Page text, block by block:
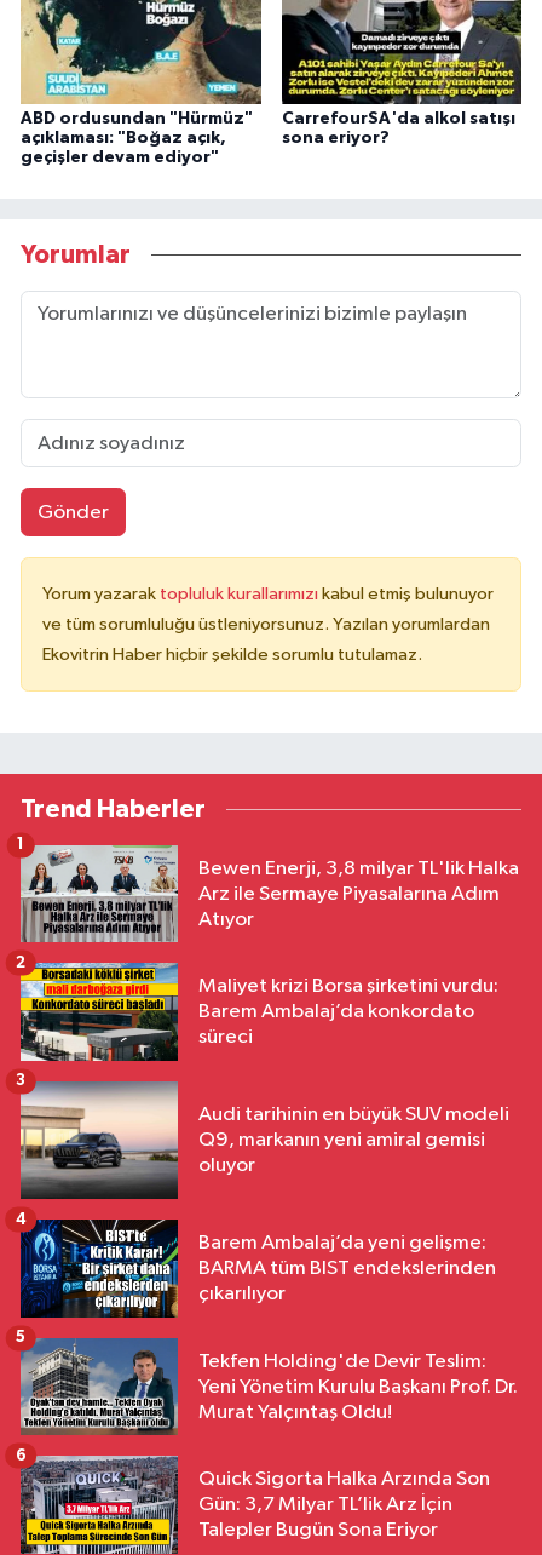
ABD ordusundan "Hürmüz"
açıklaması: "Boğaz açık,
geçişler devam ediyor"
CarrefourSA'da alkol satışı
sona eriyor?
Yorumlar
Gönder
Yorum yazarak topluluk kurallarımızı kabul etmiş bulunuyor
ve tüm sorumluluğu üstleniyorsunuz. Yazılan yorumlardan
Ekovitrin Haber hiçbir şekilde sorumlu tutulamaz.
Trend Haberler
Bewen Enerji, 3,8 milyar TL'lik Halka
Arz ile Sermaye Piyasalarına Adım
Atıyor
1
Maliyet krizi Borsa şirketini vurdu:
Barem Ambalaj’da konkordato
süreci
2
Audi tarihinin en büyük SUV modeli
Q9, markanın yeni amiral gemisi
oluyor
3
Barem Ambalaj’da yeni gelişme:
BARMA tüm BIST endekslerinden
çıkarılıyor
4
Tekfen Holding'de Devir Teslim:
Yeni Yönetim Kurulu Başkanı Prof. Dr.
Murat Yalçıntaş Oldu!
5
Quick Sigorta Halka Arzında Son
Gün: 3,7 Milyar TL’lik Arz İçin
Talepler Bugün Sona Eriyor
6